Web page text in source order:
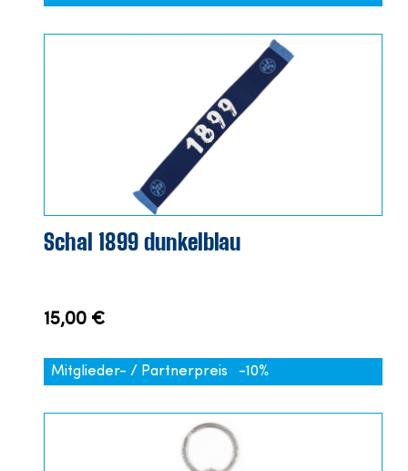
Schal 1899 dunkelblau
15,00 €
Mitglieder- / Partnerpreis -10%